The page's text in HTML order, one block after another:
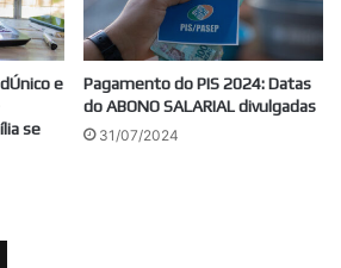
e
se
Pagamento do PIS 2024: Datas
do ABONO SALARIAL divulgadas
31/07/2024